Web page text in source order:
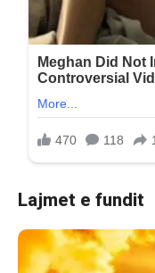
Lajmet e fundit